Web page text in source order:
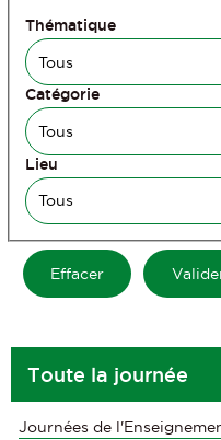
Thématique
Catégorie
Lieu
Toute la journée
Journées de